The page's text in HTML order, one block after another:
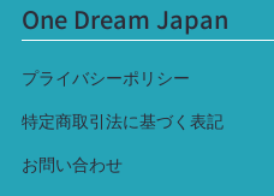
One Dream Japan
​プライバシーポリシー
特定商取引法に基づく表記
​お問い合わせ